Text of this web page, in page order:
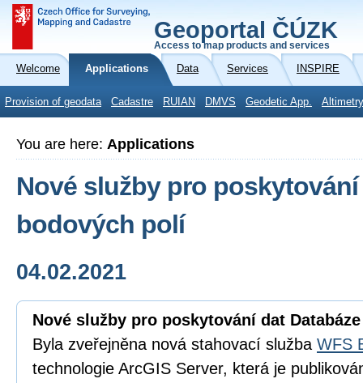
Geoportal ČÚZK
Access to map products and services
Welcome Applications Data Services INSPIRE
Provision of geodata Cadastre RUIAN DMVS Geodetic App.
You are here: Applications
Nové služby pro poskytování
bodových polí
04.02.2021
Nové služby pro poskytování dat
Byla zveřejněna nová stahovací služba WFS
technologie ArcGIS Server, která je